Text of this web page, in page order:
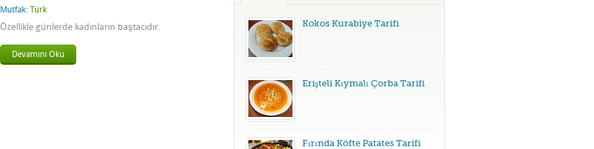
Mutfak: Türk
Özellikle günlerde kadınların baştacıdır.
Devamını Oku
Kokos Kurabiye Tarifi
Erişteli Kıymalı Çorba Tarifi
Fırında Köfte Patates Tarifi